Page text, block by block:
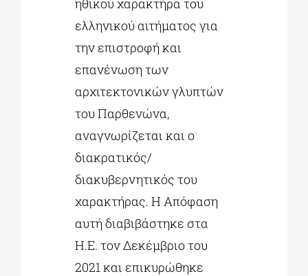
ηθικού χαρακτήρα του
ελληνικού αιτήματος για
την επιστροφή και
επανένωση των
αρχιτεκτονικών γλυπτών
του Παρθενώνα,
αναγνωρίζεται και ο
διακρατικός/
διακυβερνητικός του
χαρακτήρας. Η Απόφαση
αυτή διαβιβάστηκε στα
Η.Ε. τον Δεκέμβριο του
2021 και επικυρώθηκε